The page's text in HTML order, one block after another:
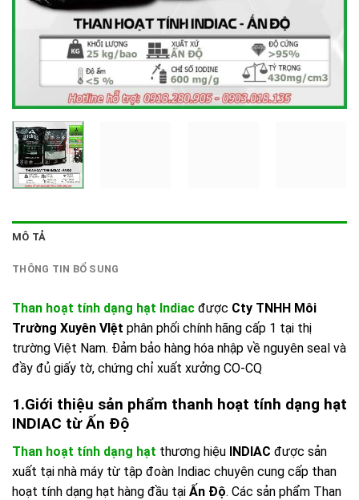
MÔ TẢ
THÔNG TIN BỔ SUNG
Than hoạt tính dạng hạt Indiac được Cty TNHH Môi
Trường Xuyên VIệt phân phối chính hãng cấp 1 tại thị
trường Việt Nam. Đảm bảo hàng hóa nhập về nguyên seal và
đầy đủ giấy tờ, chứng chỉ xuất xưởng CO-CQ
1.Giới thiệu sản phẩm thanh hoạt tính dạng hạt
INDIAC từ Ấn Độ
Than hoạt tính dạng hạt thương hiệu INDIAC được sản
xuất tại nhà máy từ tập đoàn Indiac chuyên cung cấp than
hoạt tính dạng hạt hàng đầu tại Ấn Độ. Các sản phẩm Than